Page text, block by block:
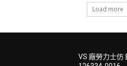
Load more
VS 廠勞力士仿